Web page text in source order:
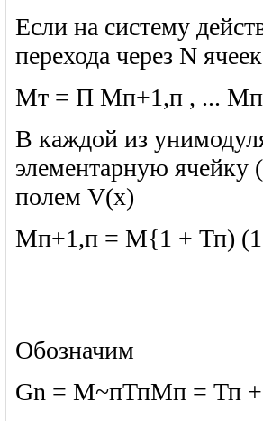
Если на систему
перехода через N ячеек
Мт = П Мп+1,п , ...
В каждой из
элементарную ячейку
полем V(x)
Мп+1,п = М{1 + Тп)
Обозначим
Gn = М~пТпМп = Тп +